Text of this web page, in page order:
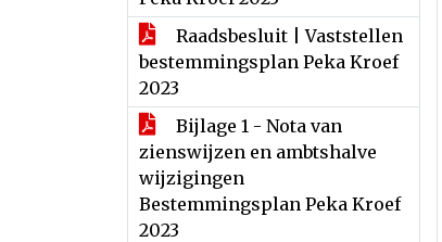
Raadsbesluit | Vaststellen
bestemmingsplan Peka Kroef
2023
Bijlage 1 - Nota van
zienswijzen en ambtshalve
wijzigingen
Bestemmingsplan Peka Kroef
2023